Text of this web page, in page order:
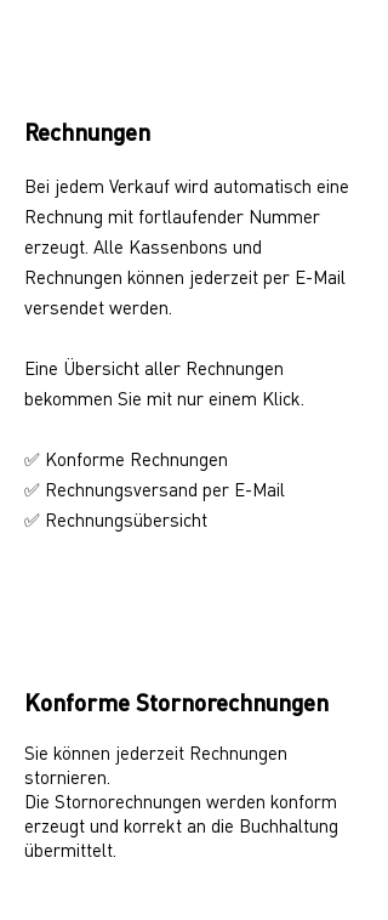
Rechnungen
Bei jedem Verkauf wird automatisch eine
Rechnung mit fortlaufender Nummer
erzeugt. Alle Kassenbons und
Rechnungen können jederzeit per E-Mail
versendet werden.
Eine Übersicht aller Rechnungen
bekommen Sie mit nur einem Klick.
✅ Konforme Rechnungen
✅ Rechnungsversand per E-Mail
✅ Rechnungsübersicht
Konforme Stornorechnungen
Sie können jederzeit Rechnungen
stornieren.
Die Stornorechnungen werden konform
erzeugt und korrekt an die Buchhaltung
übermittelt.